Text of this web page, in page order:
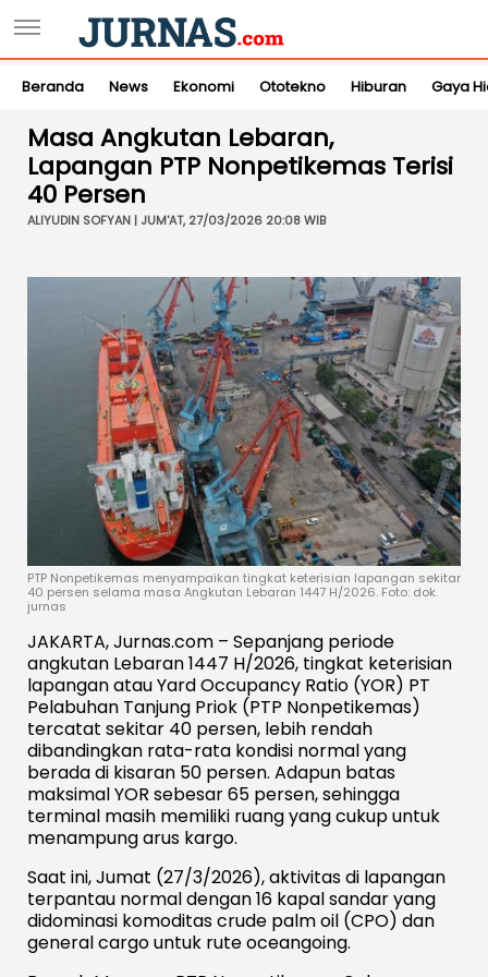
Beranda News Ekonomi Ototekno Hiburan Gaya
Masa Angkutan Lebaran,
Lapangan PTP Nonpetikemas Terisi
40 Persen
ALIYUDIN SOFYAN | JUM'AT, 27/03/2026 20:08 WIB
PTP Nonpetikemas menyampaikan tingkat keterisian lapangan sekitar
40 persen selama masa Angkutan Lebaran 1447 H/2026. Foto: dok.
jurnas
JAKARTA, Jurnas.com – Sepanjang periode
angkutan Lebaran 1447 H/2026, tingkat keterisian
lapangan atau Yard Occupancy Ratio (YOR) PT
Pelabuhan Tanjung Priok (PTP Nonpetikemas)
tercatat sekitar 40 persen, lebih rendah
dibandingkan rata-rata kondisi normal yang
berada di kisaran 50 persen. Adapun batas
maksimal YOR sebesar 65 persen, sehingga
terminal masih memiliki ruang yang cukup untuk
menampung arus kargo.
Saat ini, Jumat (27/3/2026), aktivitas di lapangan
terpantau normal dengan 16 kapal sandar yang
didominasi komoditas crude palm oil (CPO) dan
general cargo untuk rute oceangoing.